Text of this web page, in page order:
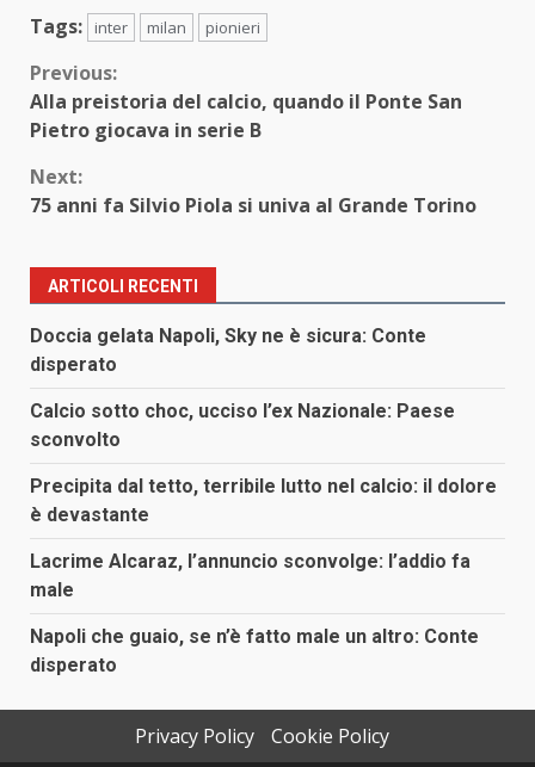
Tags: inter milan pionieri
Continue
Reading
Previous:
Alla preistoria del calcio, quando il Ponte San
Pietro giocava in serie B
Next:
75 anni fa Silvio Piola si univa al Grande Torino
ARTICOLI RECENTI
Doccia gelata Napoli, Sky ne è sicura: Conte
disperato
Calcio sotto choc, ucciso l’ex Nazionale: Paese
sconvolto
Precipita dal tetto, terribile lutto nel calcio: il dolore
è devastante
Lacrime Alcaraz, l’annuncio sconvolge: l’addio fa
male
Napoli che guaio, se n’è fatto male un altro: Conte
disperato
Privacy Policy Cookie Policy